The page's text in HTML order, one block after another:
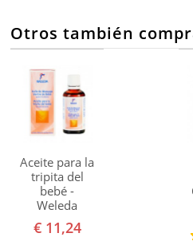
Otros también
Aceite para la
tripita del
bebé -
Weleda
€ 11,24